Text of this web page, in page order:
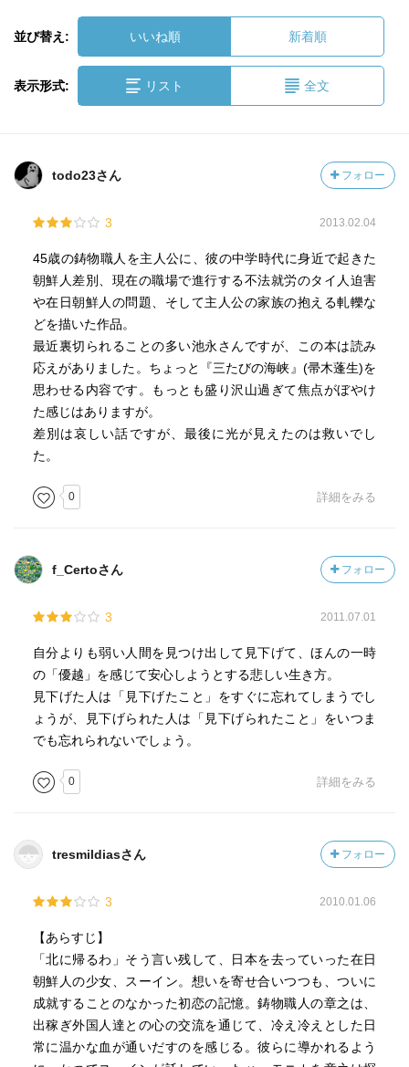
並び替え: いいね順 新着順
表示形式: リスト 全文
todo23さん フォロー
3 2013.02.04
45歳の鋳物職人を主人公に、彼の中学時代に身近で起きた
朝鮮人差別、現在の職場で進行する不法就労のタイ人迫害
や在日朝鮮人の問題、そして主人公の家族の抱える軋轢な
どを描いた作品。
最近裏切られることの多い池永さんですが、この本は読み
応えがありました。ちょっと『三たびの海峡』(帚木蓬生)を
思わせる内容です。もっとも盛り沢山過ぎて焦点がぼやけ
た感じはありますが。
差別は哀しい話ですが、最後に光が見えたのは救いでし
た。
0 詳細をみる
f_Certoさん フォロー
3 2011.07.01
自分よりも弱い人間を見つけ出して見下げて、ほんの一時
の「優越」を感じて安心しようとする悲しい生き方。
見下げた人は「見下げたこと」をすぐに忘れてしまうでし
ょうが、見下げられた人は「見下げられたこと」をいつま
でも忘れられないでしょう。
0 詳細をみる
tresmildiasさん フォロー
3 2010.01.06
【あらすじ】
「北に帰るわ」そう言い残して、日本を去っていった在日
朝鮮人の少女、スーイン。想いを寄せ合いつつも、ついに
成就することのなかった初恋の記憶。鋳物職人の章之は、
出稼ぎ外国人達との心の交流を通じて、冷え冷えとした日
常に温かな血が通いだすのを感じる。彼らに導かれるよう